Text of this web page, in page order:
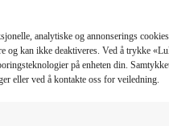
analytiske og annonserings
og kan ikke deaktiveres. Ved å trykke
på enheten din.
eller ved å kontakte oss for veiledning.